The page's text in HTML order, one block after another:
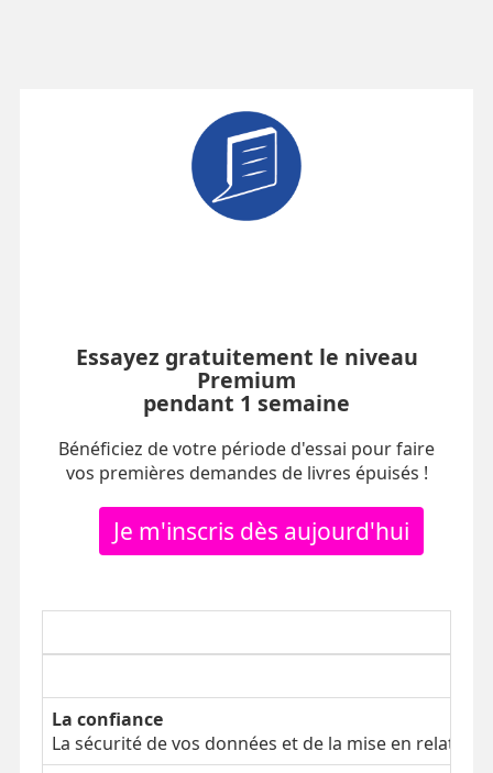
Essayez gratuitement le niveau
Premium
pendant 1 semaine
Bénéficiez de votre période d'essai pour faire
vos premières demandes de livres épuisés !
Je m'inscris dès aujourd'hui
La confiance
La sécurité de vos données et de la mise en relation